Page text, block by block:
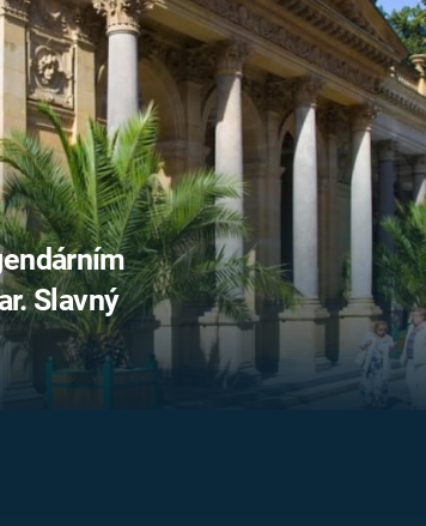
UFO A
MIMOZEMŠŤANÉ
UTAJENÉ PŘÍBĚHY
ČESKÝCH DĚJIN
ALTERNATIVNÍ
HISTORIE
FILMY
REALITA
HORORY
REALITA
OPTICKÉ
KLAMY
Slavný